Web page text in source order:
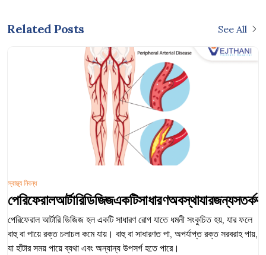
Related Posts See All
পেরিফেরাল আর্টারি ডিজিজ হল একটি সাধারণ রোগ যাতে ধমনী সংকুচিত হয়, যার ফলে
বাহু বা পায়ে রক্ত ​​চলাচল কমে যায়। বাহু বা সাধারণত পা, অপর্যাপ্ত রক্ত ​​​​সরবরাহ পায়,
যা হাঁটার সময় পায়ে ব্যথা এবং অন্যান্য উপসর্গ হতে পারে।
স্বাস্থ্য নিবন্ধ